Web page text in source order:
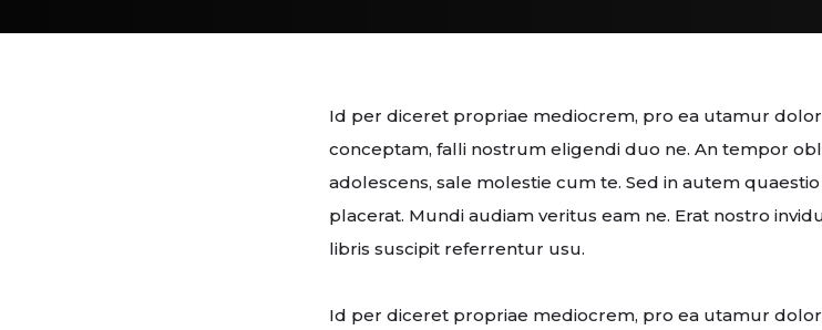
Id per diceret propriae mediocrem, pro ea utamur
conceptam, falli nostrum eligendi duo ne. An tempor
adolescens, sale molestie cum te. Sed in autem
placerat. Mundi audiam veritus eam ne. Erat nostro
libris suscipit referrentur usu.
Id per diceret propriae mediocrem, pro ea utamur